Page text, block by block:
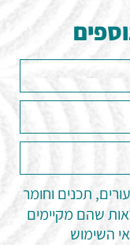
תכנים וחומר
שהם מקיימים